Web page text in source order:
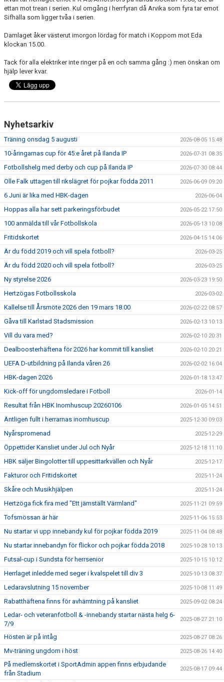
FRISPARKEN
KONTAKTER & LAG
FÖRENINGSDOKUMENT
ettan mot trean i serien. Kul omgång i herrfyran då Arvika som fyra tar emot
Sifhälla som ligger tvåa i serien.
Damlaget åker västerut imorgon lördag för match i Koppom mot Eda
klockan 15.00.
Tack för alla elektriker inte ringer på en och samma gång :) men önskan om
hjälp lever kvar.
Nyhetsarkiv
Träning onsdag 5 augusti 2026-08-05 15:48
10-åringarnas cup för 45:e året på Ilanda IP 2026-07-31 08:35
Fotbollshelg med derby och cup på Ilanda IP 2026-07-30 08:44
Olle Falk uttagen till rikslägret för pojkar födda 2011 2026-06-09 09:20
6 Juni är lika med HBK-dagen 2026-06-04
Hoppas alla har sett parkeringsförbudet 2026-05-22 17:50
100 anmälda till vår Fotbollskola 2026-05-13 10:08
Fritidskortet 2026-04-15 14:06
Är du född 2019 och vill spela fotboll? 2026-03-25
Är du född 2020 och vill spela fotboll? 2026-03-25
Ny styrelse 2026 2026-03-23 19:50
Hertzögas Fotbollsskola 2026-03-02
Kallelse till Årsmöte 2026 den 19 mars 18.00 2026-02-22 08:57
Gåva till Karlstad Stadsmission 2026-02-13 10:13
Vill du vara med? 2026-02-10 20:31
Dealboosterhäftena för 2026 har kommit till kansliet 2026-02-10 20:21
UEFA D-utbildning på Ilanda våren 26 2026-02-02 16:04
HBK-dagen 2026 2026-01-18 13:47
Kick-off för ungdomsledare i Fotboll 2026-01-14
Resultat från HBK Inomhuscup 20260106 2026-01-05 14:51
Äntligen fullt i herrarnas inomhuscup 2025-12-30 09:03
Nyårspromenad 2025-12-29
Öppettider Kansliet under Jul och Nyår 2025-12-18 11:10
HBK säljer Bingolotter till uppesittarkvällen och Nyår 2025-12-17
Fakturor och Fritidskortet 2025-11-24
Skåre och Musikhjälpen 2025-11-24
Hertzöga fick fira med "Ett jämställt Värmland" 2025-11-21 09:59
Tofsmössan är här 2025-11-06 15:53
Nu startar vi upp innebandy kul för pojkar födda 2019 2025-11-04 08:48
Nu startar innebandyn för flickor och pojkar födda 2018 2025-10-28 10:13
Futsal-cup i Sundsta för herrsenior 2025-10-15 10:12
Herrlaget inledde med seger i kvalspelet till div 3 2025-10-13 08:37
Ledaravslutning 15 november 2025-10-08 11:49
Rabatthäftena finns för avhämtning på kansliet 2025-09-02 08:24
Ledar- och veteranfotboll & -innebandy startar nästa helg 6-
7/9
2025-08-27 21:10
Hösten är på intåg 2025-08-27 08:26
Mv-träning ungdom i höst 2025-08-26 14:40
På medlemskortet i SportAdmin appen finns erbjudande
från Stadium
2025-08-17 09:44